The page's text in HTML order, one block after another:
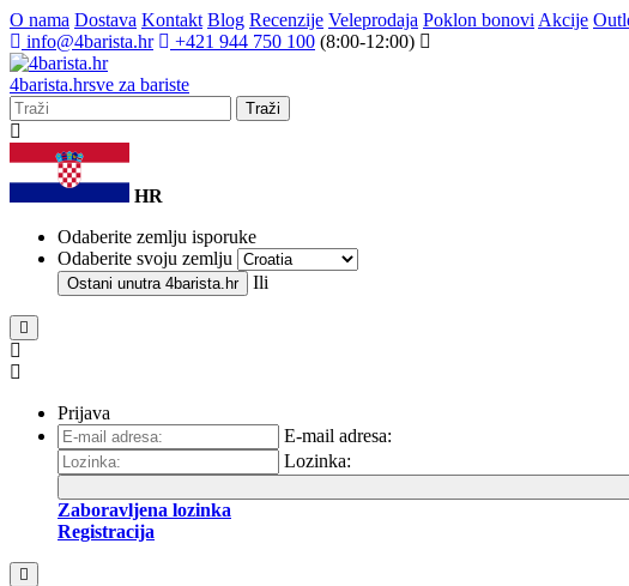
O nama Dostava Kontakt Blog Recenzije Veleprodaja Poklon bonovi Akcije
info@4barista.hr
+421 944 750 100 (8:00-12:00)
4barista.hrsve za bariste
Traži
HR
Odaberite zemlju isporuke
Odaberite svoju zemlju
Ostani unutra 4barista.hr Ili
Prijava
E-mail adresa:
Lozinka:
Zaboravljena lozinka
Registracija